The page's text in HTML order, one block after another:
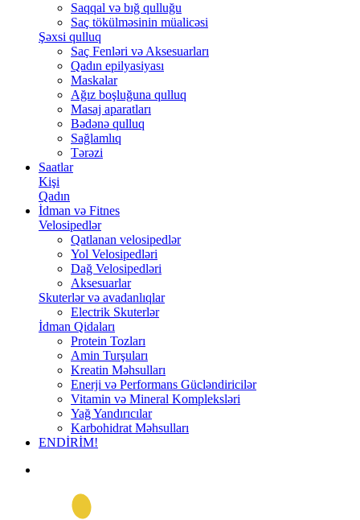
Saqqal və bığ qulluğu
Saç tökülməsinin müalicəsi
Şəxsi qulluq
Saç Fenləri və Aksesuarları
Qadın epilyasiyası
Maskalar
Ağız boşluğuna qulluq
Masaj aparatları
Bədənə qulluq
Sağlamlıq
Tərəzi
Saatlar
Kişi
Qadın
İdman və Fitnes
Velosipedlər
Qatlanan velosipedlər
Yol Velosipedləri
Dağ Velosipedləri
Aksesuarlar
Skuterlər və avadanlıqlar
Electrik Skuterlər
İdman Qidaları
Protein Tozları
Amin Turşuları
Kreatin Məhsulları
Enerji və Performans Gücləndiricilər
Vitamin və Mineral Kompleksləri
Yağ Yandırıcılar
Karbohidrat Məhsulları
ENDİRİM!